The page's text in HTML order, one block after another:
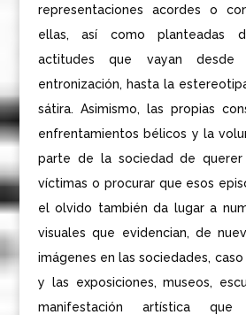
representaciones acordes o
ellas, así como planteadas
actitudes que vayan
entronización, hasta la
sátira. Asimismo, las propias
enfrentamientos bélicos y la
parte de la sociedad de querer
víctimas o procurar que esos
el olvido también da lugar a
visuales que evidencian, de
imágenes en las sociedades,
y las exposiciones, museos,
manifestación artística